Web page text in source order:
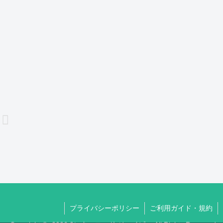
プライバシーポリシー ご利用ガイド・規約